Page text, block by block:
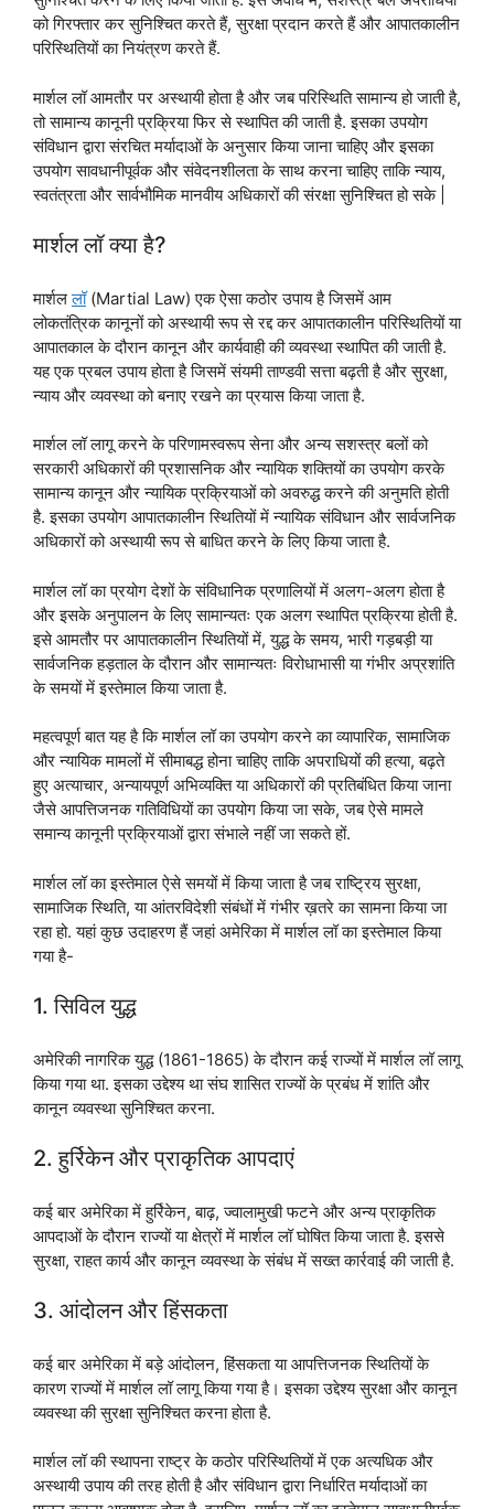
को गिरफ्तार कर सुनिश्चित करते हैं, सुरक्षा प्रदान करते हैं और आपातकालीन
परिस्थितियों का नियंत्रण करते हैं.
मार्शल लॉ आमतौर पर अस्थायी होता है और जब परिस्थिति सामान्य हो जाती है,
तो सामान्य कानूनी प्रक्रिया फिर से स्थापित की जाती है. इसका उपयोग
संविधान द्वारा संरचित मर्यादाओं के अनुसार किया जाना चाहिए और इसका
उपयोग सावधानीपूर्वक और संवेदनशीलता के साथ करना चाहिए ताकि न्याय,
स्वतंत्रता और सार्वभौमिक मानवीय अधिकारों की संरक्षा सुनिश्चित हो सके |
मार्शल लॉ क्या है?
मार्शललॉ(Martial Law) एक ऐसा कठोर उपाय है जिसमें आम
लोकतंत्रिक कानूनों को अस्थायी रूप से रद्द कर आपातकालीन परिस्थितियों या
आपातकाल के दौरान कानून और कार्यवाही की व्यवस्था स्थापित की जाती है.
यह एक प्रबल उपाय होता है जिसमें संयमी ताण्डवी सत्ता बढ़ती है और सुरक्षा,
न्याय और व्यवस्था को बनाए रखने का प्रयास किया जाता है.
मार्शल लॉ लागू करने के परिणामस्वरूप सेना और अन्य सशस्त्र बलों को
सरकारी अधिकारों की प्रशासनिक और न्यायिक शक्तियों का उपयोग करके
सामान्य कानून और न्यायिक प्रक्रियाओं को अवरुद्ध करने की अनुमति होती
है. इसका उपयोग आपातकालीन स्थितियों में न्यायिक संविधान और सार्वजनिक
अधिकारों को अस्थायी रूप से बाधित करने के लिए किया जाता है.
मार्शल लॉ का प्रयोग देशों के संविधानिक प्रणालियों में अलग-अलग होता है
और इसके अनुपालन के लिए सामान्यतः एक अलग स्थापित प्रक्रिया होती है.
इसे आमतौर पर आपातकालीन स्थितियों में, युद्ध के समय, भारी गड़बड़ी या
सार्वजनिक हड़ताल के दौरान और सामान्यतः विरोधाभासी या गंभीर अप्रशांति
के समयों में इस्तेमाल किया जाता है.
महत्वपूर्ण बात यह है कि मार्शल लॉ का उपयोग करने का व्यापारिक, सामाजिक
और न्यायिक मामलों में सीमाबद्ध होना चाहिए ताकि अपराधियों की हत्या, बढ़ते
हुए अत्याचार, अन्यायपूर्ण अभिव्यक्ति या अधिकारों की प्रतिबंधित किया जाना
जैसे आपत्तिजनक गतिविधियों का उपयोग किया जा सके, जब ऐसे मामले
समान्य कानूनी प्रक्रियाओं द्वारा संभाले नहीं जा सकते हों.
मार्शल लॉ का इस्तेमाल ऐसे समयों में किया जाता है जब राष्ट्रिय सुरक्षा,
सामाजिक स्थिति, या आंतरविदेशी संबंधों में गंभीर ख़तरे का सामना किया जा
रहा हो. यहां कुछ उदाहरण हैं जहां अमेरिका में मार्शल लॉ का इस्तेमाल किया
गया है-
1. सिविल युद्ध
अमेरिकी नागरिक युद्ध (1861-1865) के दौरान कई राज्यों में मार्शल लॉ लागू
किया गया था. इसका उद्देश्य था संघ शासित राज्यों के प्रबंध में शांति और
कानून व्यवस्था सुनिश्चित करना.
2. हुर्रिकेन और प्राकृतिक आपदाएं
कई बार अमेरिका में हुर्रिकेन, बाढ़, ज्वालामुखी फटने और अन्य प्राकृतिक
आपदाओं के दौरान राज्यों या क्षेत्रों में मार्शल लॉ घोषित किया जाता है. इससे
सुरक्षा, राहत कार्य और कानून व्यवस्था के संबंध में सख्त कार्रवाई की जाती है.
3. आंदोलन और हिंसकता
कई बार अमेरिका में बड़े आंदोलन, हिंसकता या आपत्तिजनक स्थितियों के
कारण राज्यों में मार्शल लॉ लागू किया गया है। इसका उद्देश्य सुरक्षा और कानून
व्यवस्था की सुरक्षा सुनिश्चित करना होता है.
मार्शल लॉ की स्थापना राष्ट्र के कठोर परिस्थितियों में एक अत्यधिक और
अस्थायी उपाय की तरह होती है और संविधान द्वारा निर्धारित मर्यादाओं का